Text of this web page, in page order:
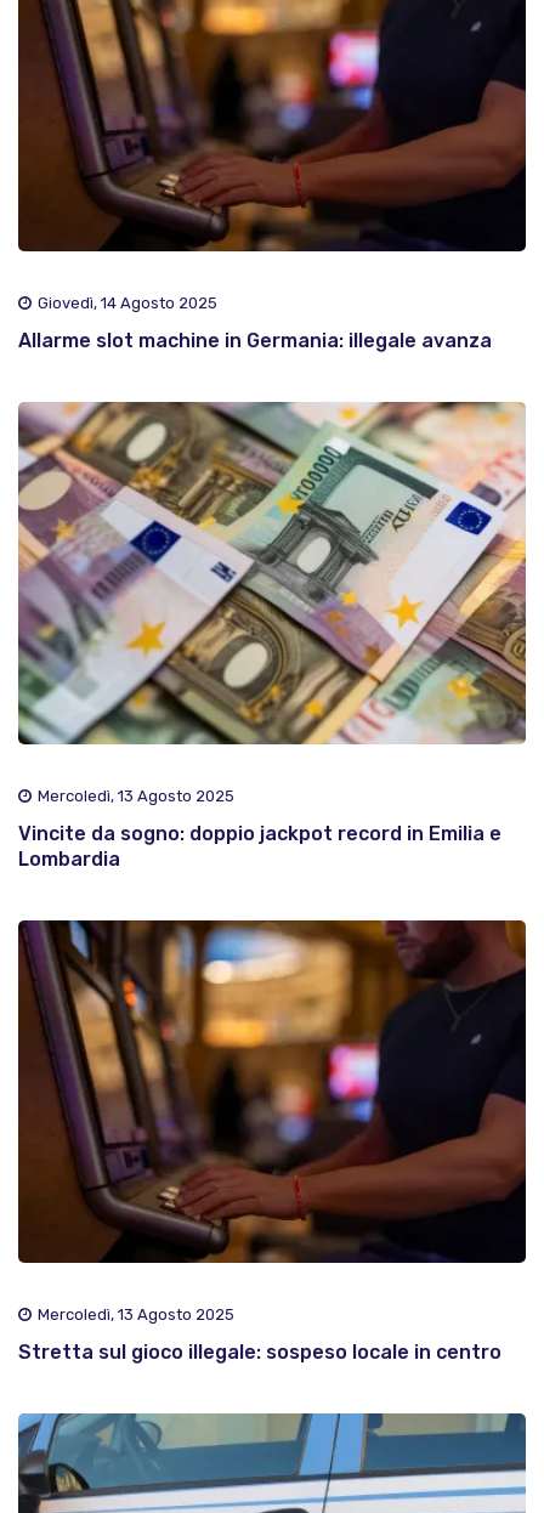
Giovedì, 14 Agosto 2025
Allarme slot machine in Germania: illegale avanza
Mercoledì, 13 Agosto 2025
Vincite da sogno: doppio jackpot record in Emilia e
Lombardia
Mercoledì, 13 Agosto 2025
Stretta sul gioco illegale: sospeso locale in centro